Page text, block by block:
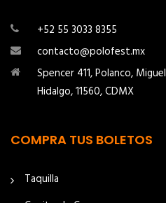
+52 55 3033 8355
contacto@polofest.mx
Spencer 411, Polanco, Miguel
Hidalgo, 11560, CDMX
COMPRA TUS BOLETOS
Taquilla